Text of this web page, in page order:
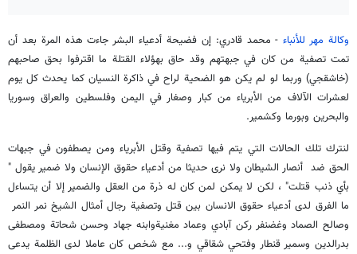
وكالة مهر للأنباء- محمد قادري: إن فضيحة أدعياء البشر جاءت هذه المرة بعد أن
تمت تصفية من كان في جبهتهم وقد حاق بهؤلاء القتلة ما اقترفوا بحق صاحبهم
(خاشقجي) وربما لو لم يكن هو الضحية لراح في ذاكرة النسيان كما يحدث كل يوم
لعشرات الآلاف من الأبرياء من كبار وصغار في اليمن وفلسطين والعراق وسوريا
والبحرين وبورما وكشمير.
لنترك تلك الحالات التي يتم فيها تصفية وقتل الأبرياء ومن يصطفون في جبهات
الحق ضد أنصار الشيطان ولا نرى حديثا من أدعياء حقوق الإنسان ولا ضمير يقول "
بأي ذنب قتلت" ، لكن لا يمكن لمن كان له ذرة من العقل والضمير إلا أن يتساءل
ما الفرق لدى أدعياء حقوق الانسان بين قتل وتصفية رجال أمثال الشيخ نمر النمر
وصالح الصماد وغضنفر ركن آبادي وعماد مغنيةوابنه جهاد وحسن شحاتة ومصطفى
بدرالدين وسمير قنطار وفتحي شقاقي و... مع شخص كان عاملا لدى الظلمة يدعى